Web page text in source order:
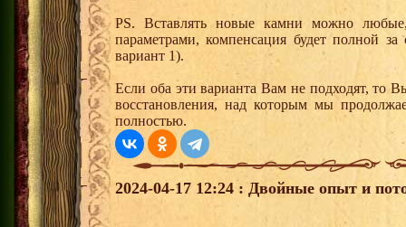
PS. Вставлять новые камни можно
параметрами, компенсация будет полной
вариант 1).
Если оба эти варианта Вам не подходят, то
восстановления, над которым мы
полностью.
2024-04-17 12:24 : Двойные опыт и